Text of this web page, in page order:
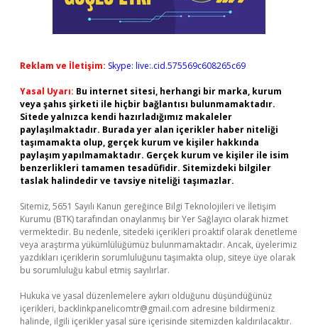
Reklam ve İletişim: Skype: live:.cid.575569c608265c69
Yasal Uyarı: Bu internet sitesi, herhangi bir marka, kurum
veya şahıs şirketi ile hiçbir bağlantısı bulunmamaktadır.
Sitede yalnızca kendi hazırladığımız makaleler
paylaşılmaktadır. Burada yer alan içerikler haber niteliği
taşımamakta olup, gerçek kurum ve kişiler hakkında
paylaşım yapılmamaktadır. Gerçek kurum ve kişiler ile isim
benzerlikleri tamamen tesadüfidir. Sitemizdeki bilgiler
taslak halindedir ve tavsiye niteliği taşımazlar.
Sitemiz, 5651 Sayılı Kanun gereğince Bilgi Teknolojileri ve İletişim
Kurumu (BTK) tarafından onaylanmış bir Yer Sağlayıcı olarak hizmet
vermektedir. Bu nedenle, sitedeki içerikleri proaktif olarak denetleme
veya araştırma yükümlülüğümüz bulunmamaktadır. Ancak, üyelerimiz
yazdıkları içeriklerin sorumluluğunu taşımakta olup, siteye üye olarak
bu sorumluluğu kabul etmiş sayılırlar.
Hukuka ve yasal düzenlemelere aykırı olduğunu düşündüğünüz
içerikleri, backlinkpanelicomtr@gmail.com adresine bildirmeniz
halinde, ilgili içerikler yasal süre içerisinde sitemizden kaldırılacaktır.